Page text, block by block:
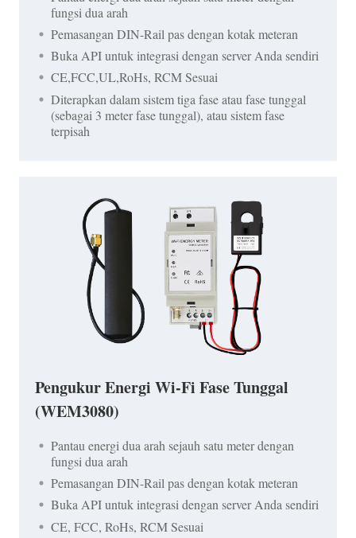
fungsi dua arah
Pemasangan DIN-Rail pas dengan kotak meteran
Buka API untuk integrasi dengan server Anda sendiri
CE,FCC,UL,RoHs, RCM Sesuai
Diterapkan dalam sistem tiga fase atau fase tunggal
(sebagai 3 meter fase tunggal), atau sistem fase
terpisah
Pengukur Energi Wi-Fi Fase Tunggal
(WEM3080)
Pantau energi dua arah sejauh satu meter dengan
fungsi dua arah
Pemasangan DIN-Rail pas dengan kotak meteran
Buka API untuk integrasi dengan server Anda sendiri
CE, FCC, RoHs, RCM Sesuai